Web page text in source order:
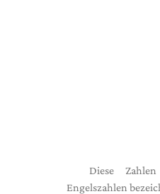
Diese
Engelszahlen